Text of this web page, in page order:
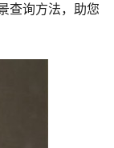
查询方法，助您